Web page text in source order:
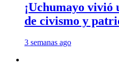
¡Uchumayo vivió
de civismo y
3 semanas ago